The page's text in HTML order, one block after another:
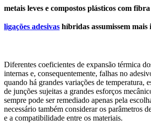
metais leves e compostos plásticos com
ligações adesivas híbridas assumissem
Diferentes coeficientes de expansão térmica
internas e, consequentemente, falhas no
quando há grandes variações de temperatura,
de junções sujeitas a grandes esforços
sempre pode ser remediado apenas pela
necessário também considerar os parâmetros
e a compatibilidade entre os materiais.